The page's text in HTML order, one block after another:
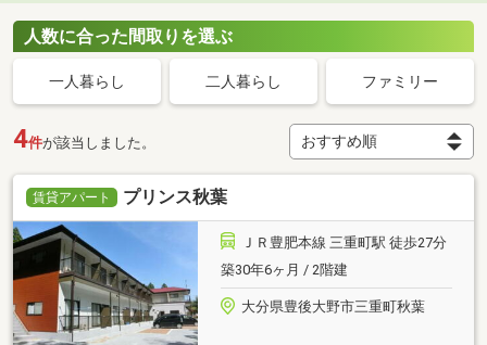
人数に合った間取りを選ぶ
一人暮らし 二人暮らし ファミリー
4件が該当しました。
賃貸アパート プリンス秋葉
ＪＲ豊肥本線 三重町駅 徒歩27分
築30年6ヶ月 / 2階建
大分県豊後大野市三重町秋葉